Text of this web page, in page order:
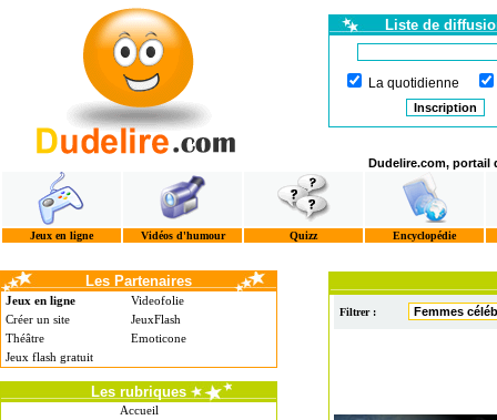
Liste de
La quotidienne
Dudelire.com, portail
Jeux en ligne Vidéos d'humour Quizz Encyclopédie
Les Partenaires
Jeux en ligne
Créer un site
Théâtre
Jeux flash gratuit
Videofolie
JeuxFlash
Emoticone
Les rubriques
Accueil
Filtrer :